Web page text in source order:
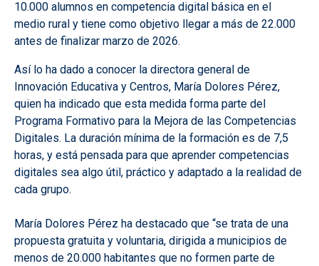
10.000 alumnos en competencia digital básica en el
medio rural y tiene como objetivo llegar a más de 22.000
antes de finalizar marzo de 2026.
Así lo ha dado a conocer la directora general de
Innovación Educativa y Centros, María Dolores Pérez,
quien ha indicado que esta medida forma parte del
Programa Formativo para la Mejora de las Competencias
Digitales. La duración mínima de la formación es de 7,5
horas, y está pensada para que aprender competencias
digitales sea algo útil, práctico y adaptado a la realidad de
cada grupo.
María Dolores Pérez ha destacado que “se trata de una
propuesta gratuita y voluntaria, dirigida a municipios de
menos de 20.000 habitantes que no formen parte de